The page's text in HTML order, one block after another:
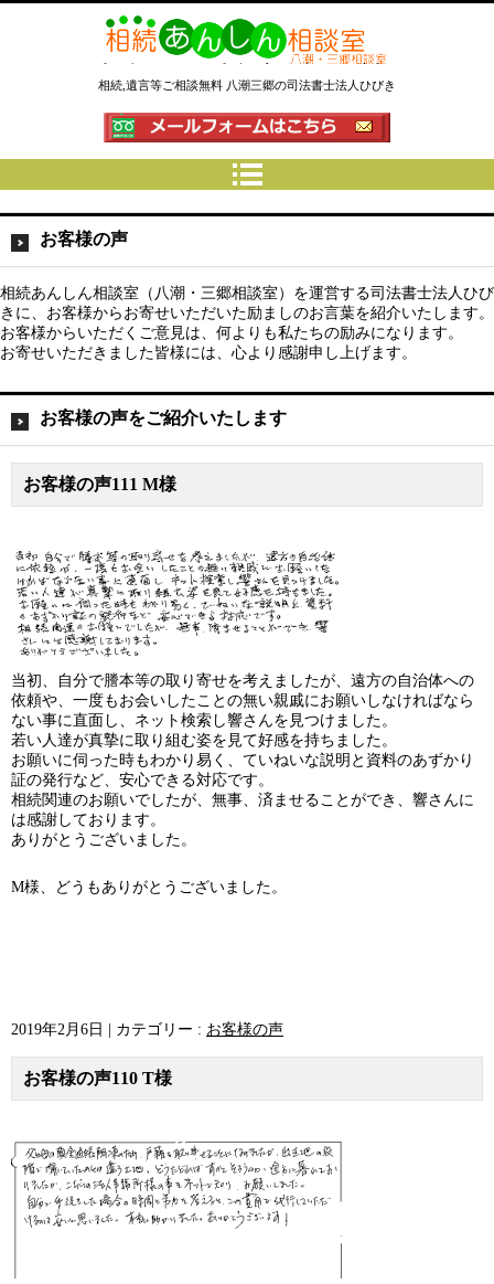
相続あんしん相談室八潮三郷│相
続手続 名義変更 遺言なら埼玉県
の司法書士法人ひびき
相続,遺言等ご相談無料 八潮三郷の司法書士法人ひびき
お客様の声
相続あんしん相談室（八潮・三郷相談室）を運営する司法書士法人ひび
きに、お客様からお寄せいただいた励ましのお言葉を紹介いたします。
お客様からいただくご意見は、何よりも私たちの励みになります。
お寄せいただきました皆様には、心より感謝申し上げます。
お客様の声をご紹介いたします
お客様の声111 M様
当初、自分で謄本等の取り寄せを考えましたが、遠方の自治体への
依頼や、一度もお会いしたことの無い親戚にお願いしなければなら
ない事に直面し、ネット検索し響さんを見つけました。
若い人達が真摯に取り組む姿を見て好感を持ちました。
お願いに伺った時もわかり易く、ていねいな説明と資料のあずかり
証の発行など、安心できる対応です。
相続関連のお願いでしたが、無事、済ませることができ、響さんに
は感謝しております。
ありがとうございました。
M様、どうもありがとうございました。
2019年2月6日 カテゴリー : お客様の声
お客様の声110 T様